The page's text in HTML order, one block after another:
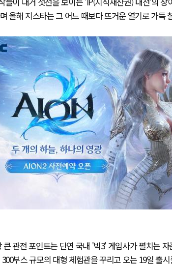
올해 지스타는 그 어느 때보다 뜨거운 열기로 가득
큰 관전 포인트는 단연 국내 '빅3' 게임사가 펼치는
부스 규모의 대형 체험관을 꾸리고 오는 19일 출